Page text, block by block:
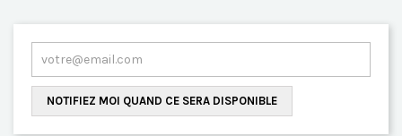
NOTIFIEZ MOI QUAND CE SERA DISPONIBLE